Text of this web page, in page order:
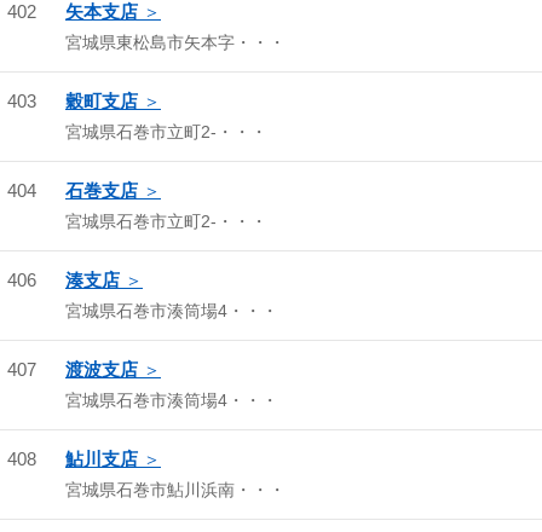
402 矢本支店
宮城県東松島市矢本字・・・
403 穀町支店
宮城県石巻市立町2-・・・
404 石巻支店
宮城県石巻市立町2-・・・
406 湊支店
宮城県石巻市湊筒場4・・・
407 渡波支店
宮城県石巻市湊筒場4・・・
408 鮎川支店
宮城県石巻市鮎川浜南・・・